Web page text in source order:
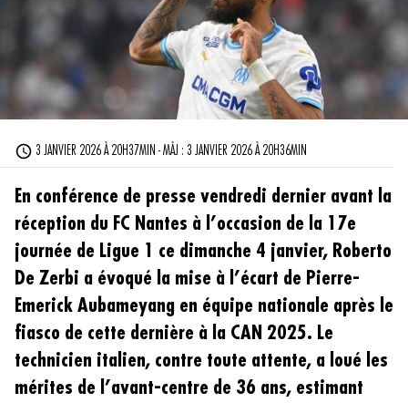
3 JANVIER 2026 À 20H37MIN - MÀJ : 3 JANVIER 2026 À 20H36MIN
En conférence de presse vendredi dernier avant la
réception du FC Nantes à l’occasion de la 17e
journée de Ligue 1 ce dimanche 4 janvier, Roberto
De Zerbi a évoqué la mise à l’écart de Pierre-
Emerick Aubameyang en équipe nationale après le
fiasco de cette dernière à la CAN 2025. Le
technicien italien, contre toute attente, a loué les
mérites de l’avant-centre de 36 ans, estimant